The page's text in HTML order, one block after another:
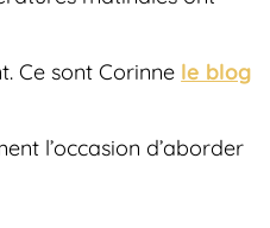
Ce sont Corinne le blog
l’occasion d’aborder